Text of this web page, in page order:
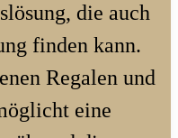
die auch
finden kann.
Regalen und
eine